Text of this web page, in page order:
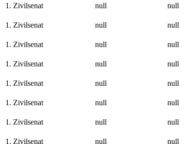
1. Zivilsenat null null
1. Zivilsenat null null
1. Zivilsenat null null
1. Zivilsenat null null
1. Zivilsenat null null
1. Zivilsenat null null
1. Zivilsenat null null
1. Zivilsenat null null